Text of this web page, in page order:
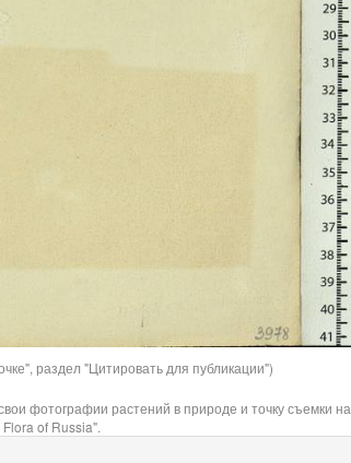
раздел "Цитировать для публикации")
фотографии растений в природе и точку съемки на
of Russia".